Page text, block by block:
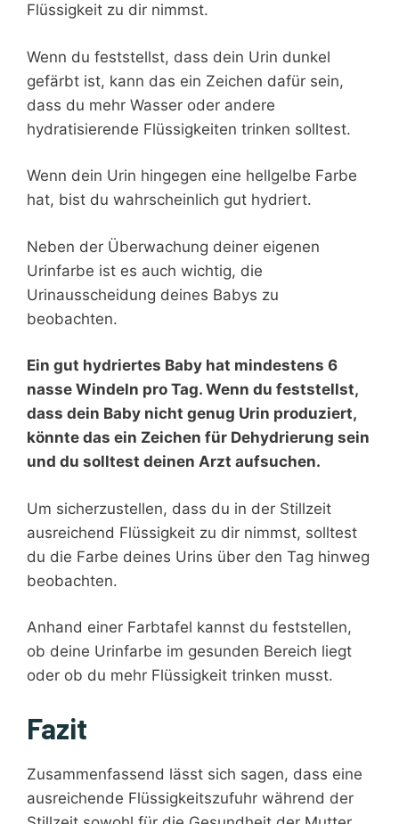
Flüssigkeit zu dir nimmst.
Wenn du feststellst, dass dein Urin dunkel
gefärbt ist, kann das ein Zeichen dafür sein,
dass du mehr Wasser oder andere
hydratisierende Flüssigkeiten trinken solltest.
Wenn dein Urin hingegen eine hellgelbe Farbe
hat, bist du wahrscheinlich gut hydriert.
Neben der Überwachung deiner eigenen
Urinfarbe ist es auch wichtig, die
Urinausscheidung deines Babys zu
beobachten.
Ein gut hydriertes Baby hat mindestens 6
nasse Windeln pro Tag. Wenn du feststellst,
dass dein Baby nicht genug Urin produziert,
könnte das ein Zeichen für Dehydrierung sein
und du solltest deinen Arzt aufsuchen.
Um sicherzustellen, dass du in der Stillzeit
ausreichend Flüssigkeit zu dir nimmst, solltest
du die Farbe deines Urins über den Tag hinweg
beobachten.
Anhand einer Farbtafel kannst du feststellen,
ob deine Urinfarbe im gesunden Bereich liegt
oder ob du mehr Flüssigkeit trinken musst.
Fazit
Zusammenfassend lässt sich sagen, dass eine
ausreichende Flüssigkeitszufuhr während der